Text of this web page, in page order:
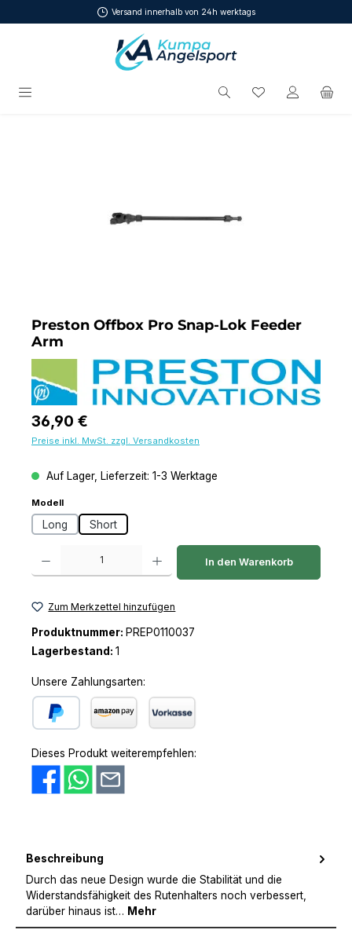
Zum Hauptinhalt springenVersand innerhalb von 24h werktags
Du hast 0
Preston Offbox Pro Snap-Lok Feeder
Arm
Regulärer Preis:
36,90 €
Preise inkl. MwSt. zzgl. Versandkosten
Auf Lager, Lieferzeit: 1-3 Werktage
Modellauswählen
Long Short
Produkt Anzahl: Gib den gewünschten Wert ein oder benutze die
In den Warenkorb
Zum Merkzettel hinzufügen
Produktnummer: PREP0110037
Lagerbestand: 1
Unsere Zahlungsarten:
Dieses Produkt weiterempfehlen:
Beschreibung
Durch das neue Design wurde die Stabilität und die
Widerstandsfähigkeit des Rutenhalters noch verbessert,
darüber hinaus ist… Mehr